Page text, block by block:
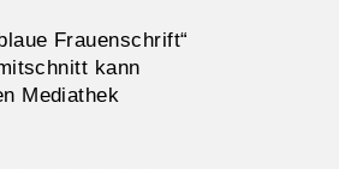
Frauenschrift“
kann
Mediathek